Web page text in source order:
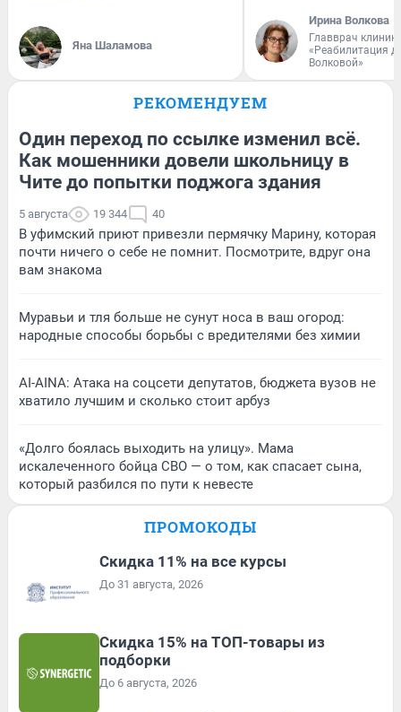
Яна Шаламова
Ирина Волкова
Главврач
«Реабилитация
Волковой»
РЕКОМЕНДУЕМ
Один переход по ссылке изменил всё.
Как мошенники довели школьницу в
Чите до попытки поджога здания
5 августа 19 344 40
В уфимский приют привезли пермячку Марину, которая
почти ничего о себе не помнит. Посмотрите, вдруг она
вам знакома
Муравьи и тля больше не сунут носа в ваш огород:
народные способы борьбы с вредителями без химии
AI-AINA: Атака на соцсети депутатов, бюджета вузов не
хватило лучшим и сколько стоит арбуз
«Долго боялась выходить на улицу». Мама
искалеченного бойца СВО — о том, как спасает сына,
который разбился по пути к невесте
ПРОМОКОДЫ
Скидка 11% на все курсы
До 31 августа, 2026
Скидка 15% на ТОП-товары из
подборки
До 6 августа, 2026